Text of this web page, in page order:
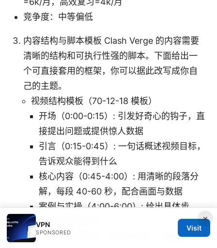
竞争度：中等偏低
内容结构与脚本模板 Clash Verge 的内容需要
清晰的结构和可执行性强的脚本。下面给出一
个可直接套用的框架，你可以据此改写成你自
己的主题。
视频结构模板（70-12-18 模板）
开场（0:00-0:15）: 引发好奇心的钩子，直
接提出问题或提供惊人数据
引言（0:15-0:45）: 一句话概述视频目标，
告诉观众能得到什么
核心内容（0:45-4:00）: 用清晰的段落分
解，每段 40-60 秒，配合画面与数据
案例与实操（4:00-6:00）: 给出具体步
骤、模板或工具
总结与行动号召（6:00-6:30）: 概要回
×
VPN
SPONSORED
Visit